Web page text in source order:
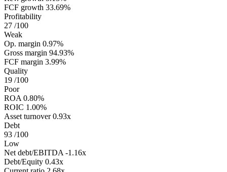
FCF growth 33.69%
Profitability
27 /100
Weak
Op. margin 0.97%
Gross margin 94.93%
FCF margin 3.99%
Quality
19 /100
Poor
ROA 0.80%
ROIC 1.00%
Asset turnover 0.93x
Debt
93 /100
Low
Net debt/EBITDA -1.16x
Debt/Equity 0.43x